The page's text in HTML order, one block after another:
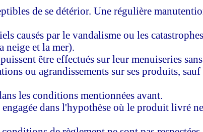
de se détérior. Une régulière
causés par le vandalisme ou les
neige et la mer).
être effectués sur leur menuiseries
ou agrandissements sur ses produits,
les conditions mentionnées avant.
dans l'hypothèse où le produit livré